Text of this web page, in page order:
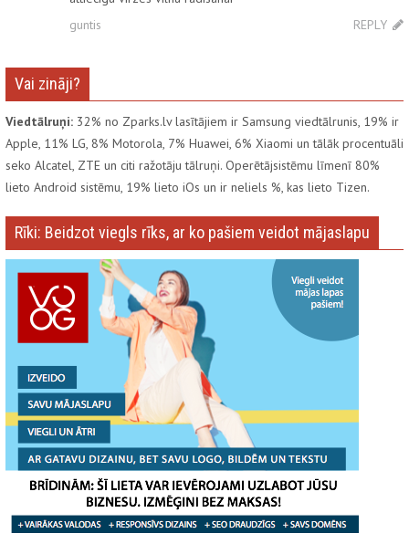
guntis
REPLY
Vai zināji?
Viedtālruņi: 32% no Zparks.lv lasītājiem ir Samsung viedtālrunis, 19% ir
Apple, 11% LG, 8% Motorola, 7% Huawei, 6% Xiaomi un tālāk procentuāli
seko Alcatel, ZTE un citi ražotāju tālruņi. Operētājsistēmu līmenī 80%
lieto Android sistēmu, 19% lieto iOs un ir neliels %, kas lieto Tizen.
Rīki: Beidzot viegls rīks, ar ko pašiem veidot mājaslapu